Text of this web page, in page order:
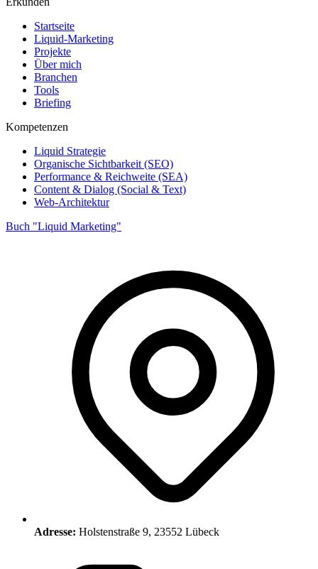
Startseite
Liquid-Marketing
Projekte
Über mich
Branchen
Tools
Briefing
Kompetenzen
Liquid Strategie
Organische Sichtbarkeit (SEO)
Performance & Reichweite (SEA)
Content & Dialog (Social & Text)
Web-Architektur
Buch "Liquid Marketing"
Adresse: Holstenstraße 9, 23552 Lübeck